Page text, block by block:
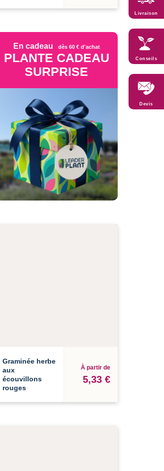
En cadeau dès 60 € d'achat
PLANTE CADEAU
SURPRISE
Graminée herbe
aux
écouvillons
rouges
À partir de
5,33 €
Livraison
Conseils
Devis